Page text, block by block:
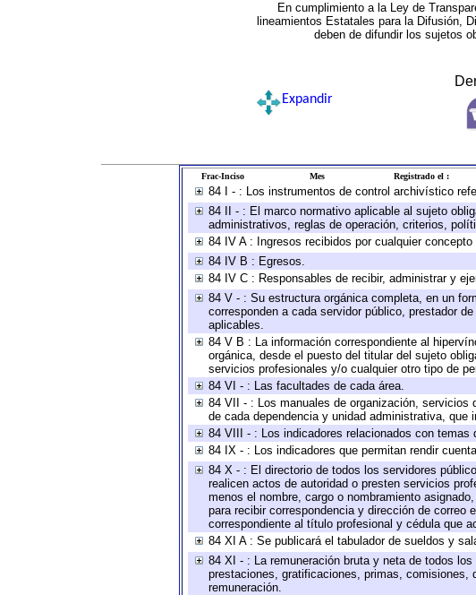
En cumplimiento a la Ley de
lineamientos Estatales para la Difusión,
deben de difundir los sujetos
Expandir
Frac-Inciso Mes Registrado el :
84 I - : Los instrumentos de control archivístico
84 II - : El marco normativo aplicable al sujeto
administrativos, reglas de operación, criterios,
84 IV A : Ingresos recibidos por cualquier
84 IV B : Egresos.
84 IV C : Responsables de recibir, administrar y
84 V - : Su estructura orgánica completa, en un
corresponden a cada servidor público, prestador
aplicables.
84 V B : La información correspondiente al
orgánica, desde el puesto del titular del sujeto
servicios profesionales y/o cualquier otro tipo de
84 VI - : Las facultades de cada área.
84 VII - : Los manuales de organización,
de cada dependencia y unidad administrativa,
84 VIII - : Los indicadores relacionados con
84 IX - : Los indicadores que permitan rendir
84 X - : El directorio de todos los servidores
realicen actos de autoridad o presten servicios
menos el nombre, cargo o nombramiento
para recibir correspondencia y dirección de
correspondiente al título profesional y cédula que
84 XI A : Se publicará el tabulador de sueldos y
84 XI - : La remuneración bruta y neta de todos
prestaciones, gratificaciones, primas,
remuneración.